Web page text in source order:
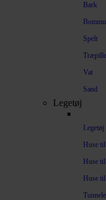
Bark
Spelt
Vat
Sand
Legetøj
Huse
Huse
Huse